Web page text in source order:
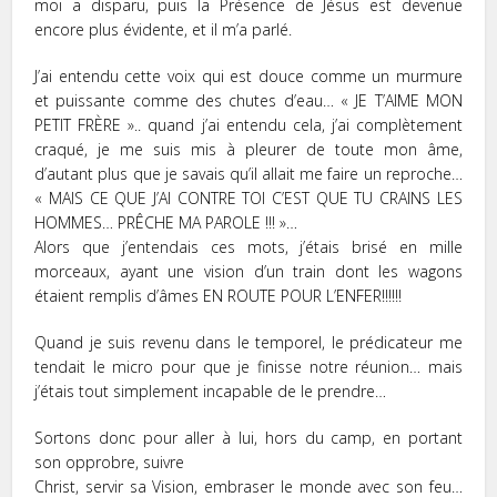
moi a disparu, puis la Présence de Jésus est devenue
encore plus évidente, et il m’a parlé.
J’ai entendu cette voix qui est douce comme un murmure
et puissante comme des chutes d’eau… « JE T’AIME MON
PETIT FRÈRE ».. quand j’ai entendu cela, j’ai complètement
craqué, je me suis mis à pleurer de toute mon âme,
d’autant plus que je savais qu’il allait me faire un reproche…
« MAIS CE QUE J’AI CONTRE TOI C’EST QUE TU CRAINS LES
HOMMES… PRÊCHE MA PAROLE !!! »…
Alors que j’entendais ces mots, j’étais brisé en mille
morceaux, ayant une vision d’un train dont les wagons
étaient remplis d’âmes EN ROUTE POUR L’ENFER!!!!!!
Quand je suis revenu dans le temporel, le prédicateur me
tendait le micro pour que je finisse notre réunion… mais
j’étais tout simplement incapable de le prendre…
Sortons donc pour aller à lui, hors du camp, en portant
son opprobre, suivre
Christ, servir sa Vision, embraser le monde avec son feu…